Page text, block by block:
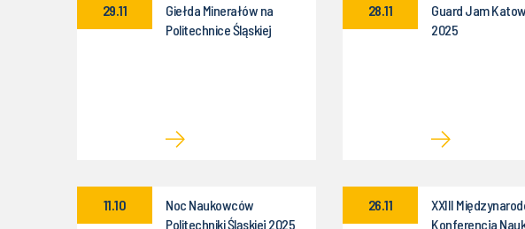
Giełda Minerałów na
Politechnice Śląskiej
29.11
Guard Jam
2025
28.11
Noc Naukowców
Politechniki Śląskiej 2025
11.10
XXIII
Konferencja
26.11